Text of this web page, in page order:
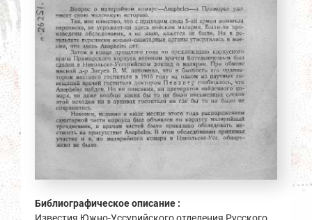
Библиографическое описание :